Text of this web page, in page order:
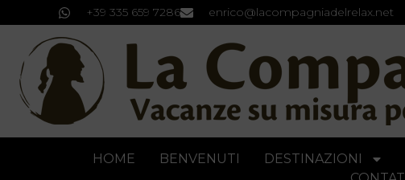
+39 335 659 7286 enrico@lacompagniadelrelax.net
HOME BENVENUTI DESTINAZIONI